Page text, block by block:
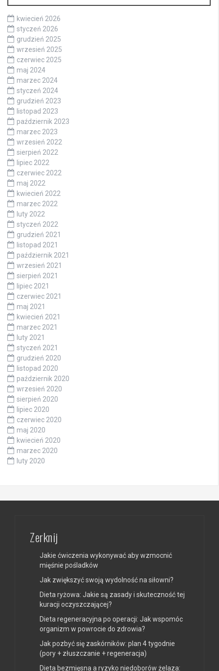
kwiecień 2026
styczeń 2026
grudzień 2025
wrzesień 2025
czerwiec 2025
maj 2024
marzec 2024
styczeń 2024
grudzień 2023
listopad 2023
październik 2023
marzec 2023
wrzesień 2022
sierpień 2022
lipiec 2022
czerwiec 2022
maj 2022
kwiecień 2022
marzec 2022
luty 2022
styczeń 2022
grudzień 2021
listopad 2021
październik 2021
wrzesień 2021
sierpień 2021
lipiec 2021
czerwiec 2021
maj 2021
kwiecień 2021
marzec 2021
luty 2021
styczeń 2021
grudzień 2020
listopad 2020
październik 2020
wrzesień 2020
sierpień 2020
lipiec 2020
czerwiec 2020
maj 2020
kwiecień 2020
marzec 2020
luty 2020
Zerknij
Jakie ćwiczenia wykonywać aby wzmocnić
mięśnie pośladków
Jak zwiększyć swoją wydolność na siłowni?
Dieta ryżowa: Jakie są zasady i skuteczność tej
kuracji oczyszczającej?
Dieta regeneracyjna po operacji: Jak wspomóc
organizm w powrocie do zdrowia?
Jak pozbyć się zaskórników: plan 4 tygodnie
(pory + złuszczanie + regeneracja)
Dieta bezmięsna a ryzyko niedoborów żelaza: